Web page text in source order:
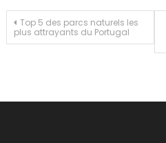
Navigation
Top 5 des parcs naturels les
plus attrayants du Portugal